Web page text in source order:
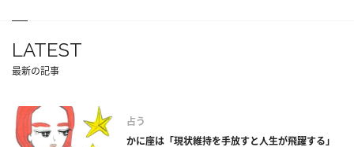
LATEST
最新の記事
占う
かに座は「現状維持を手放すと人生が飛躍する」